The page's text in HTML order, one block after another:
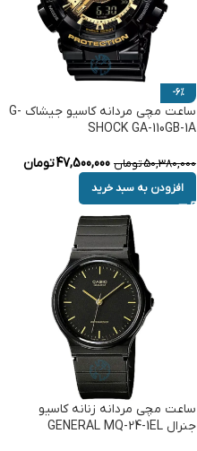
-6%
ساعت مچی مردانه کاسیو جیشاک G-
SHOCK GA-110GB-1A
50,380,000تومان 47,500,000تومان
افزودن به سبد خرید
ساعت مچی مردانه زنانه کاسیو
جنرال GENERAL MQ-24-1EL